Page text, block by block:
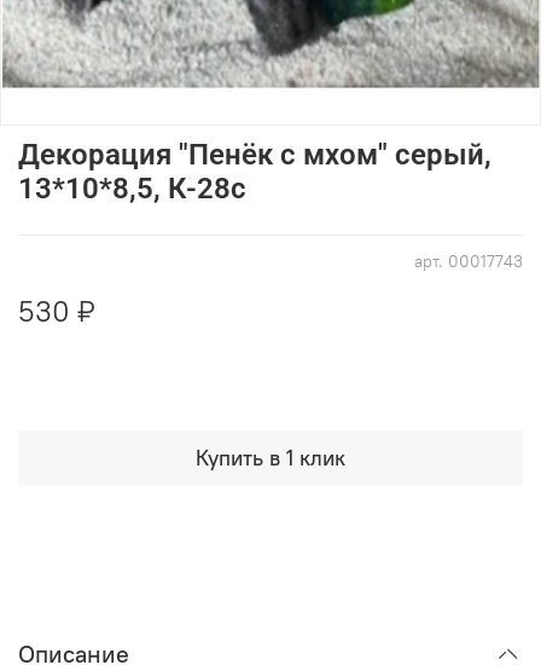
арт. 00017743
Декорация "Пенёк с мхом" серый,
13*10*8,5, К-28c
530 ₽
Купить в 1 клик
Описание